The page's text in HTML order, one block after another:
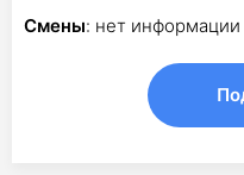
Смены: нет